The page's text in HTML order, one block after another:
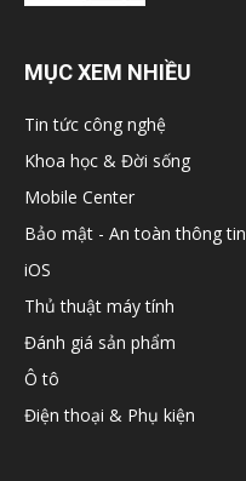
MỤC XEM NHIỀU
Tin tức công nghệ
Khoa học & Đời sống
Mobile Center
Bảo mật - An toàn thông tin
iOS
Thủ thuật máy tính
Đánh giá sản phẩm
Ô tô
Điện thoại & Phụ kiện